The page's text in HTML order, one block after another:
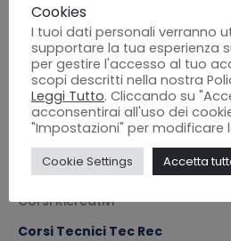
CATEGORIE PRODOTTO
Corsi Professionali
Corsi Ricreativi
Corsi Tecnici Tec Rec
Cookies
I tuoi dati personali verranno
supportare la tua esperienza
per gestire l'accesso al tuo
scopi descritti nella nostra
Leggi Tutto. Cliccando su
acconsentirai all'uso dei
"Impostazioni" per modificare
Cookie Settings Accetta